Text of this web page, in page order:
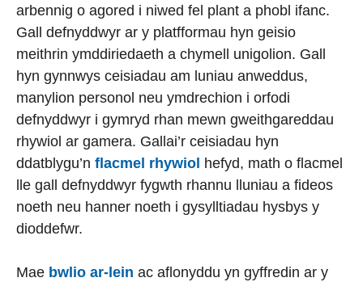
arbennig o agored i niwed fel plant a phobl ifanc.
Gall defnyddwyr ar y platfformau hyn geisio
meithrin ymddiriedaeth a chymell unigolion. Gall
hyn gynnwys ceisiadau am luniau anweddus,
manylion personol neu ymdrechion i orfodi
defnyddwyr i gymryd rhan mewn gweithgareddau
rhywiol ar gamera. Gallai’r ceisiadau hyn
ddatblygu’n flacmel rhywiol hefyd, math o flacmel
lle gall defnyddwyr fygwth rhannu lluniau a fideos
noeth neu hanner noeth i gysylltiadau hysbys y
dioddefwr.
Mae bwlio ar-lein ac aflonyddu yn gyffredin ar y